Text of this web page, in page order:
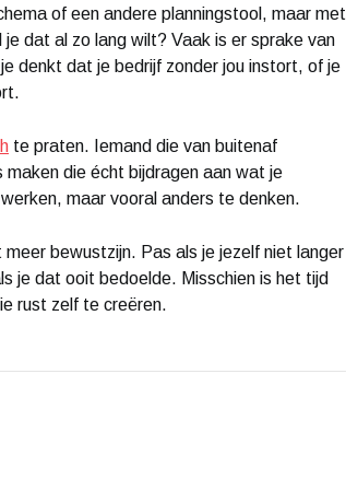
of een andere planningstool, maar met
dat al zo lang wilt? Vaak is er sprake van
denkt dat je bedrijf zonder jou instort, of je
te praten. Iemand die van buitenaf
die écht bijdragen aan wat je
maar vooral anders te denken.
bewustzijn. Pas als je jezelf niet langer
je dat ooit bedoelde. Misschien is het tijd
rust zelf te creëren.